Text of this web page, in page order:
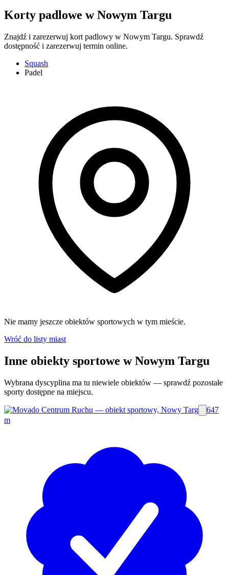
Korty padlowe w Nowym Targu
Znajdź i zarezerwuj kort padlowy w Nowym Targu. Sprawdź
dostępność i zarezerwuj termin online.
Squash
Padel
Nie mamy jeszcze obiektów sportowych w tym mieście.
Wróć do listy miast
Inne obiekty sportowe w Nowym Targu
Wybrana dyscyplina ma tu niewiele obiektów — sprawdź pozostałe
sporty dostępne na miejscu.
647
m